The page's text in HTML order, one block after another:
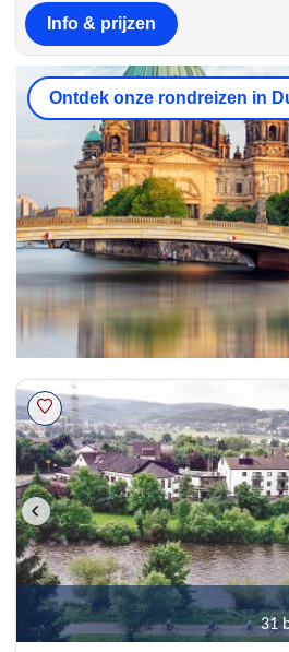
Info & prijzen
Ontdek onze rondreizen in
31